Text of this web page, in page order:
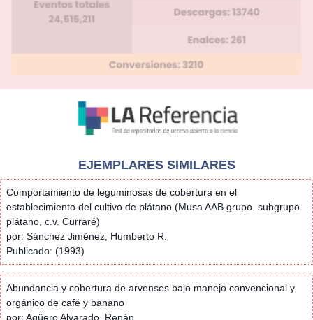
EJEMPLARES SIMILARES
Comportamiento de leguminosas de cobertura en el
establecimiento del cultivo de plátano (Musa AAB grupo. subgrupo
plátano, c.v. Curraré)
por: Sánchez Jiménez, Humberto R.
Publicado: (1993)
Abundancia y cobertura de arvenses bajo manejo convencional y
orgánico de café y banano
por: Agüero Alvarado, Renán